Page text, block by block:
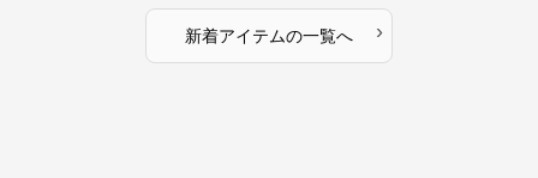
新着アイテムの一覧へ ›